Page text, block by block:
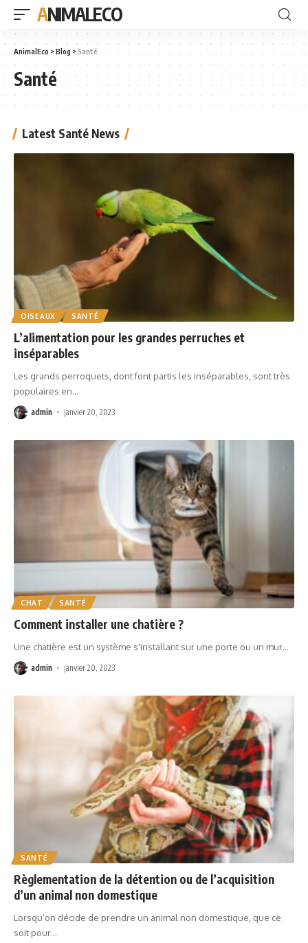
ANIMALECO
AnimalEco >Blog >Santé
Santé
Latest Santé News
OISEAUX SANTÉ
L’alimentation pour les grandes perruches et
inséparables
Les grands perroquets, dont font partis les inséparables, sont très
populaires en…
admin janvier 20, 2023
CHAT SANTÉ
Comment installer une chatière ?
Une chatière est un système s'installant sur une porte ou un mur…
admin janvier 20, 2023
SANTÉ
Règlementation de la détention ou de l’acquisition
d’un animal non domestique
Lorsqu’on décide de prendre un animal non domestique, que ce
soit pour…